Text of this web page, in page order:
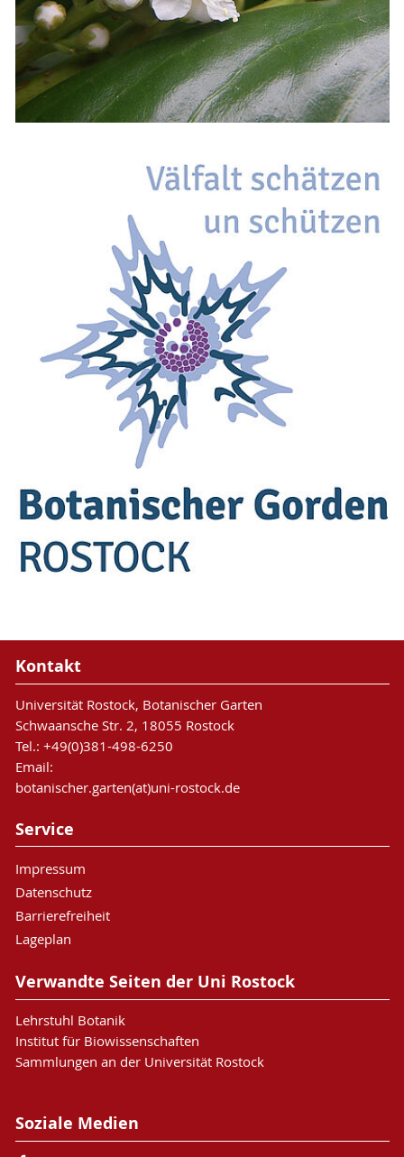
Kontakt
Universität Rostock, Botanischer Garten
Schwaansche Str. 2, 18055 Rostock
Tel.: +49(0)381-498-6250
Email:
botanischer.garten(at)uni-rostock.de
Service
Impressum
Datenschutz
Barrierefreiheit
Lageplan
Verwandte Seiten der Uni Rostock
Lehrstuhl Botanik
Institut für Biowissenschaften
Sammlungen an der Universität Rostock
Soziale Medien